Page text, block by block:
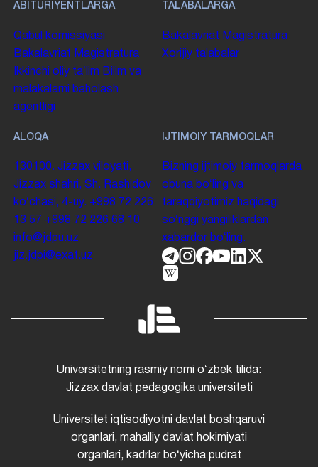
ABITURIYENTLARGA
Qabul komissiyasi
Bakalavriat Magistratura
Ikkinchi oliy taʼlim Bilim va
malakalarni baholash
agentligi
TALABALARGA
Bakalavriat Magistratura
Xorijiy talabalar
ALOQA
130100. Jizzax viloyati,
Jizzax shahri, Sh. Rashidov
koʻchasi, 4-uy. +998 72 226
13 57 +998 72 226 68 10
info@jdpu.uz
jiz.jdpi@exat.uz
IJTIMOIY TARMOQLAR
Bizning ijtimoiy tarmoqlarda
obuna boʻling va
taraqqiyotimiz haqidagi
soʻnggi yangiliklardan
xabardor boʻling.
Universitetning rasmiy nomi oʻzbek tilida:
Jizzax davlat pedagogika universiteti
Universitet iqtisodiyotni davlat boshqaruvi
organlari, mahalliy davlat hokimiyati
organlari, kadrlar boʻyicha pudrat